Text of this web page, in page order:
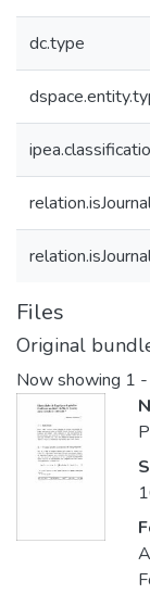
dc.type
Files
Original
Now showing 1